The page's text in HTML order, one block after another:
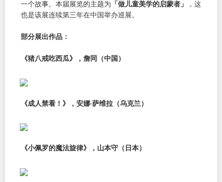
一个故事。本届展览的主题为 「做儿童美学的启蒙者」
，这
也是该展连续第三年在中国举办巡展。
部分展出作品：
《猪八戒吃西瓜》，詹同（中国）
《成人禁看！》，安娜·萨维拉（乌克兰）
《小佩罗的魔法旋律》，山本守（日本）